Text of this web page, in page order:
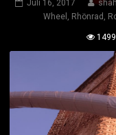
Juli 16, 2017
Wheel , Rhönrad ,